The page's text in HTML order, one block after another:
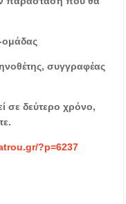
ομάδας
συγγραφέας
σε δεύτερο χρόνο,
?p=6237